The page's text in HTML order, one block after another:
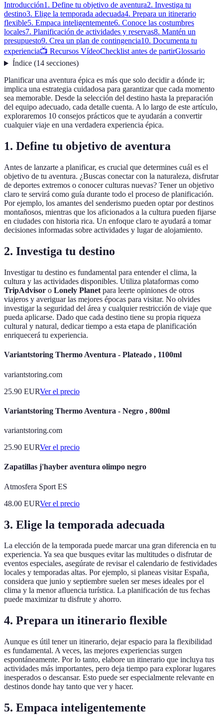
Introducción1. Define tu objetivo de aventura2. Investiga tu
destino3. Elige la temporada adecuada4. Prepara un itinerario
flexible5. Empaca inteligentemente6. Conoce las costumbres
locales7. Planificación de actividades y reservas8. Mantén un
presupuesto9. Crea un plan de contingencia10. Documenta tu
experiencia📺 Recursos VídeoChecklist antes de partirGlossario
Índice(14 secciones)
Planificar una aventura épica es más que solo decidir a dónde ir;
implica una estrategia cuidadosa para garantizar que cada momento
sea memorable. Desde la selección del destino hasta la preparación
del equipo adecuado, cada detalle cuenta. A lo largo de este artículo,
exploraremos 10 consejos prácticos que te ayudarán a convertir
cualquier viaje en una verdadera experiencia épica.
1. Define tu objetivo de aventura
Antes de lanzarte a planificar, es crucial que determines cuál es el
objetivo de tu aventura. ¿Buscas conectar con la naturaleza, disfrutar
de deportes extremos o conocer culturas nuevas? Tener un objetivo
claro te servirá como guía durante todo el proceso de planificación.
Por ejemplo, los amantes del senderismo pueden optar por destinos
montañosos, mientras que los aficionados a la cultura pueden fijarse
en ciudades con historia rica. Un enfoque claro te ayudará a tomar
decisiones informadas sobre actividades y lugar de alojamiento.
2. Investiga tu destino
Investigar tu destino es fundamental para entender el clima, la
cultura y las actividades disponibles. Utiliza plataformas como
TripAdvisor o Lonely Planet para leerte opiniones de otros
viajeros y averiguar las mejores épocas para visitar. No olvides
investigar la seguridad del área y cualquier restricción de viaje que
pueda aplicarse. Dado que cada destino tiene su propia riqueza
cultural y natural, dedicar tiempo a esta etapa de planificación
enriquecerá tu experiencia.
Variantstoring Thermo Aventura - Plateado , 1100ml
variantstoring.com
25.90 EURVer el precio
Variantstoring Thermo Aventura - Negro , 800ml
variantstoring.com
25.90 EURVer el precio
Zapatillas j'hayber aventura olimpo negro
Atmosfera Sport ES
48.00 EURVer el precio
3. Elige la temporada adecuada
La elección de la temporada puede marcar una gran diferencia en tu
experiencia. Ya sea que busques evitar las multitudes o disfrutar de
eventos especiales, asegúrate de revisar el calendario de festividades
locales y temporadas altas. Por ejemplo, si planeas visitar España,
considera que junio y septiembre suelen ser meses ideales por el
clima y la menor afluencia turística. La planificación de tus fechas
puede maximizar tu disfrute y ahorro.
4. Prepara un itinerario flexible
Aunque es útil tener un itinerario, dejar espacio para la flexibilidad
es fundamental. A veces, las mejores experiencias surgen
espontáneamente. Por lo tanto, elabore un itinerario que incluya tus
actividades más importantes, pero deja tiempo para explorar lugares
inesperados o descansar. Esto puede ser especialmente relevante en
destinos donde hay tanto que ver y hacer.
5. Empaca inteligentemente